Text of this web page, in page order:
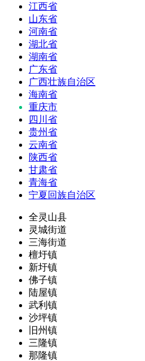
江西省
山东省
河南省
湖北省
湖南省
广东省
广西壮族自治区
海南省
重庆市
四川省
贵州省
云南省
陕西省
甘肃省
青海省
宁夏回族自治区
全灵山县
灵城街道
三海街道
檀圩镇
新圩镇
佛子镇
陆屋镇
武利镇
沙坪镇
旧州镇
三隆镇
那隆镇